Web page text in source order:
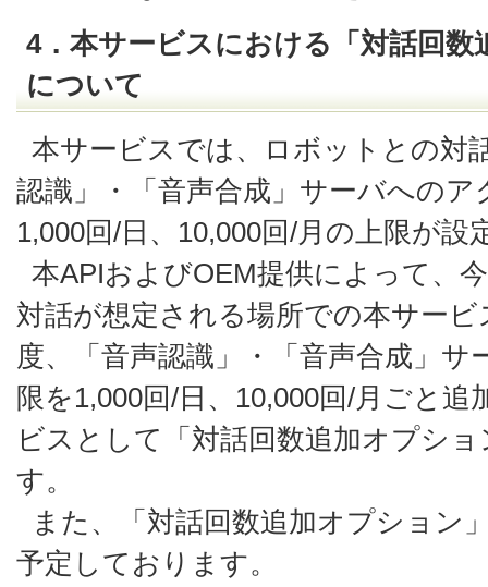
4．本サービスにおける「対話回数
について
本サービスでは、ロボットとの対
認識」・「音声合成」サーバへの
1,000回/日、10,000回/月の上限が設
本APIおよびOEM提供によって、
対話が想定される場所での本サー
度、「音声認識」・「音声合成」
限を1,000回/日、10,000回/月ごと
ビスとして「対話回数追加オプシ
す。
また、「対話回数追加オプション
予定しております。